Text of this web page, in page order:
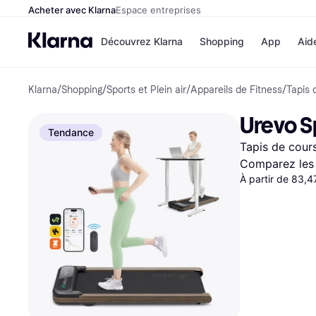
Acheter avec KlarnaEspace entreprises
Découvrez Klarna
Options de paiement
Payer maintenant
Paiement en 3 fois
Paiement à 30 jours
Klarna sur Apple Pay
Shopping
Magasins
Airbnb
Temu
JD Sports
App
Klarna/Shopping/Sports et Plein air/Appareils de Fitness/Tapis
Tendance Urevo
Tapis de
Comparez
À partir de